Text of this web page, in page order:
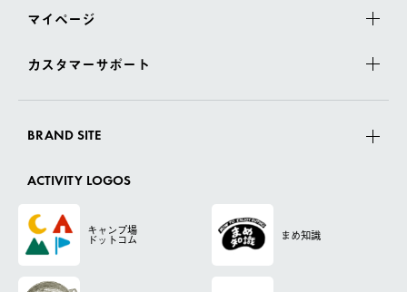
マイページ
カスタマーサポート
BRAND SITE
ACTIVITY LOGOS
キャンプ場
ドットコム まめ知識